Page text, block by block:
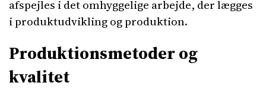
afspejles i det omhyggelige arbejde, der lægges
i produktudvikling og produktion.
Produktionsmetoder og
kvalitet